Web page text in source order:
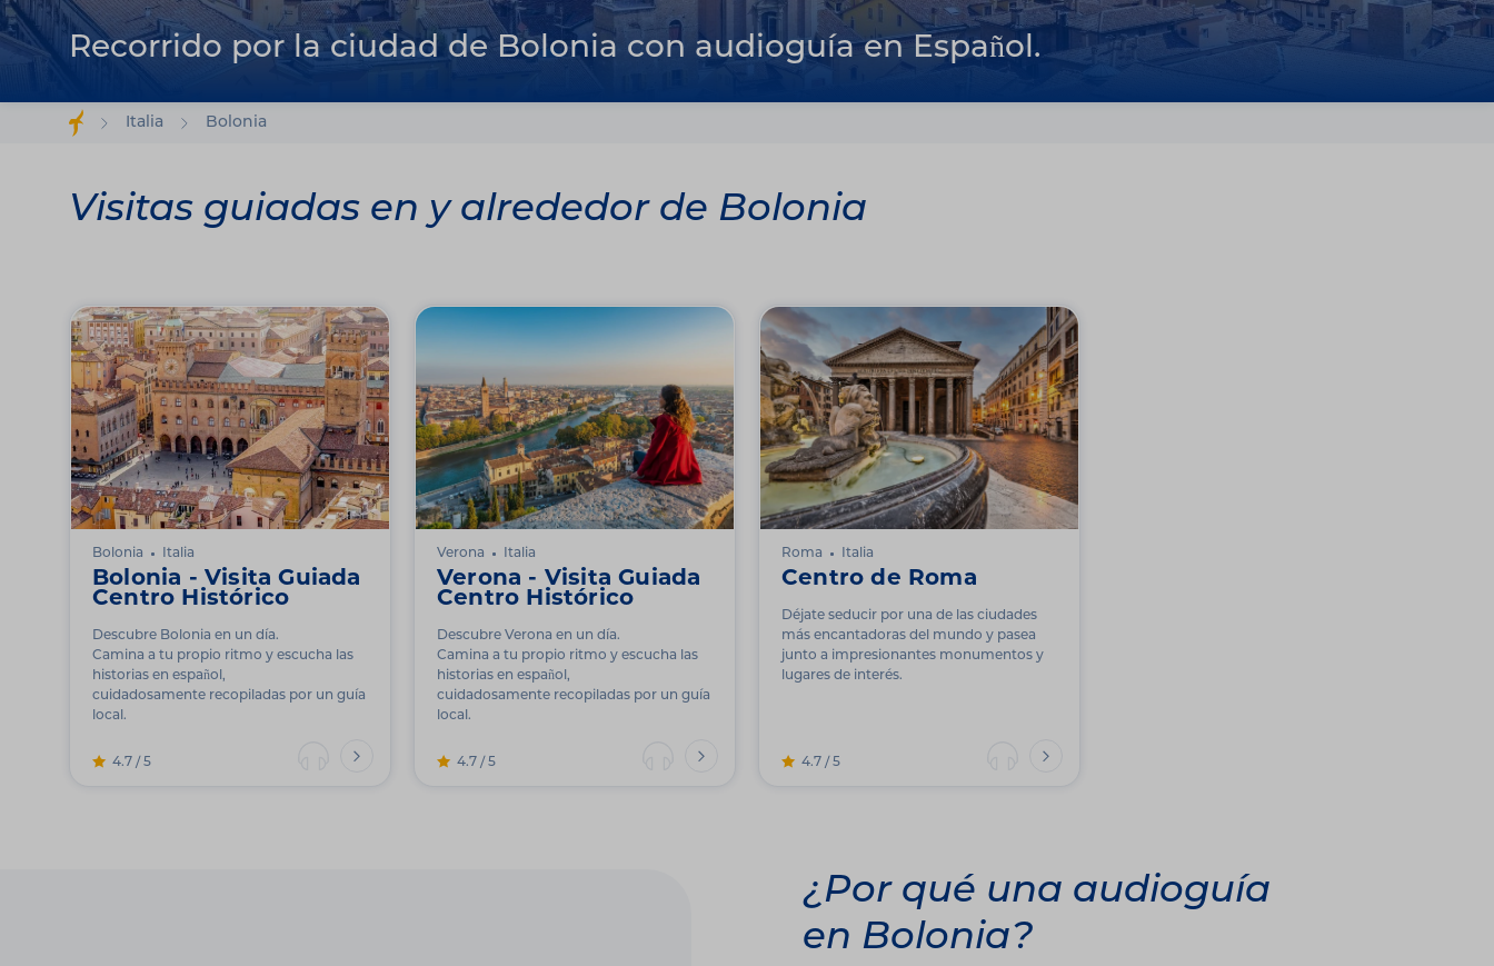
Recorrido por la ciudad de Bolonia con audioguía en Español.
Italia Bolonia
Visitas guiadas en y alrededor de Bolonia
Bolonia Italia
Bolonia - Visita Guiada
Centro Histórico
Descubre Bolonia en un día.
Camina a tu propio ritmo y escucha las
historias en español,
cuidadosamente recopiladas por un guía
local.
4.7 / 5
Verona Italia
Verona - Visita Guiada
Centro Histórico
Descubre Verona en un día.
Camina a tu propio ritmo y escucha las
historias en español,
cuidadosamente recopiladas por un guía
local.
4.7 / 5
Roma Italia
Centro de Roma
Déjate seducir por una de las ciudades
más encantadoras del mundo y pasea
junto a impresionantes monumentos y
lugares de interés.
4.7 / 5
¿Por qué una audioguía
en Bolonia?